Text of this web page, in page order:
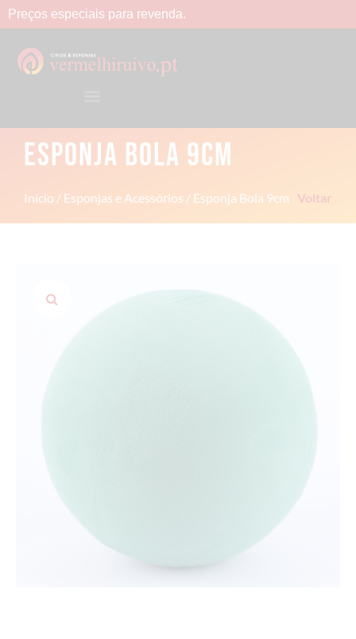
Preços especiais para revenda.
ESPONJA BOLA 9CM
Início / Esponjas e Acessórios / Esponja Bola 9cm Voltar